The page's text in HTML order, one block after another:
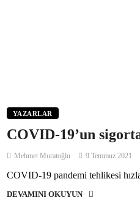
YAZARLAR
COVID-19’un
Mehmet Muratoğlu 9 Temmuz 2021
COVID-19 pandemi tehlikesi
DEVAMINI OKUYUN